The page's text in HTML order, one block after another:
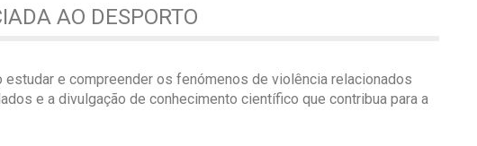
AO DESPORTO
e compreender os fenómenos de violência relacionados
e a divulgação de conhecimento científico que contribua para a